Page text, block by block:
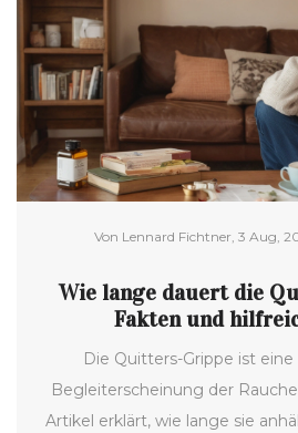
Von Lennard Fichtner, 3 Aug,
Wie lange dauert die
Fakten und
Die Quitters-Grippe ist
Begleiterscheinung der
Artikel erklärt, wie lange sie